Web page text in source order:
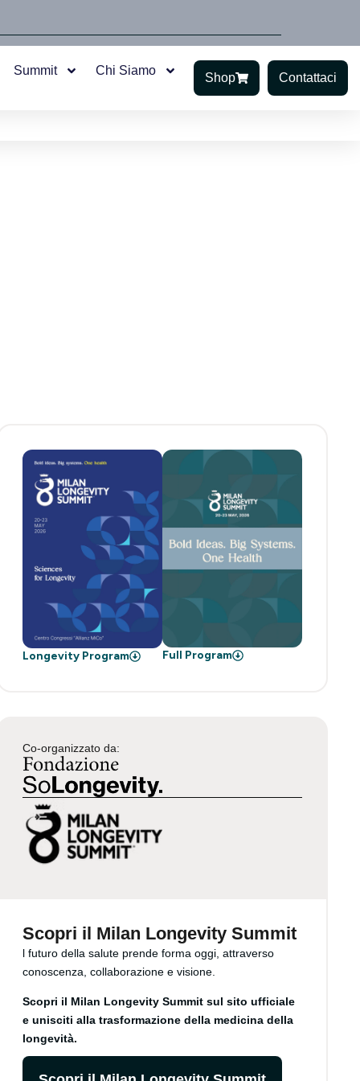
Summit Chi Siamo
Shop Contattaci
Longevity Program Full Program
Co-organizzato da:
Scopri il Milan Longevity Summit
l futuro della salute prende forma oggi, attraverso
conoscenza, collaborazione e visione.
Scopri il Milan Longevity Summit sul sito ufficiale
e unisciti alla trasformazione della medicina della
longevità.